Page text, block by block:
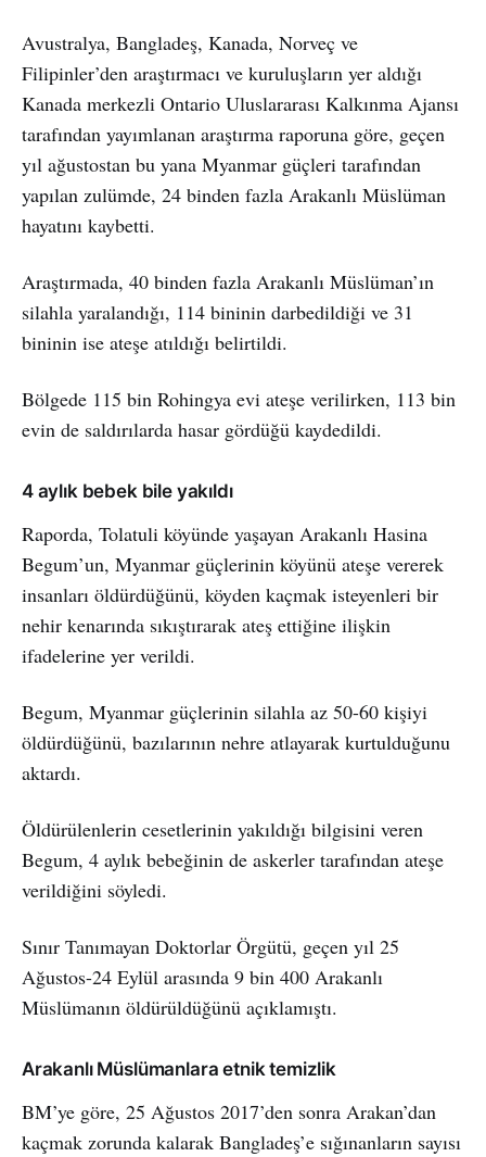
Avustralya, Bangladeş, Kanada, Norveç ve
Filipinler’den araştırmacı ve kuruluşların yer aldığı
Kanada merkezli Ontario Uluslararası Kalkınma Ajansı
tarafından yayımlanan araştırma raporuna göre, geçen
yıl ağustostan bu yana Myanmar güçleri tarafından
yapılan zulümde, 24 binden fazla Arakanlı Müslüman
hayatını kaybetti.
Araştırmada, 40 binden fazla Arakanlı Müslüman’ın
silahla yaralandığı, 114 bininin darbedildiği ve 31
bininin ise ateşe atıldığı belirtildi.
Bölgede 115 bin Rohingya evi ateşe verilirken, 113 bin
evin de saldırılarda hasar gördüğü kaydedildi.
4 aylık bebek bile yakıldı
Raporda, Tolatuli köyünde yaşayan Arakanlı Hasina
Begum’un, Myanmar güçlerinin köyünü ateşe vererek
insanları öldürdüğünü, köyden kaçmak isteyenleri bir
nehir kenarında sıkıştırarak ateş ettiğine ilişkin
ifadelerine yer verildi.
Begum, Myanmar güçlerinin silahla az 50-60 kişiyi
öldürdüğünü, bazılarının nehre atlayarak kurtulduğunu
aktardı.
Öldürülenlerin cesetlerinin yakıldığı bilgisini veren
Begum, 4 aylık bebeğinin de askerler tarafından ateşe
verildiğini söyledi.
Sınır Tanımayan Doktorlar Örgütü, geçen yıl 25
Ağustos-24 Eylül arasında 9 bin 400 Arakanlı
Müslümanın öldürüldüğünü açıklamıştı.
Arakanlı Müslümanlara etnik temizlik
BM’ye göre, 25 Ağustos 2017’den sonra Arakan’dan
kaçmak zorunda kalarak Bangladeş’e sığınanların sayısı